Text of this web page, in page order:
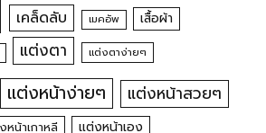
เคล็ดลับ เมคอัพ เสื้อผ้า
แต่งตา แต่งตาง่ายๆ
แต่งหน้าง่ายๆ แต่งหน้าสวยๆ
หน้าเกาหลี แต่งหน้าเอง